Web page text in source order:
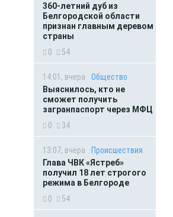
360-летний дуб из
Белгородской области
признан главным деревом
страны
0
54
14:01, вчера
Общество
Выяснилось, кто не
сможет получить
загранпаспорт через МФЦ
0
34
13:07, вчера
Происшествия
Глава ЧВК «Ястреб»
получил 18 лет строгого
режима в Белгороде
0
54